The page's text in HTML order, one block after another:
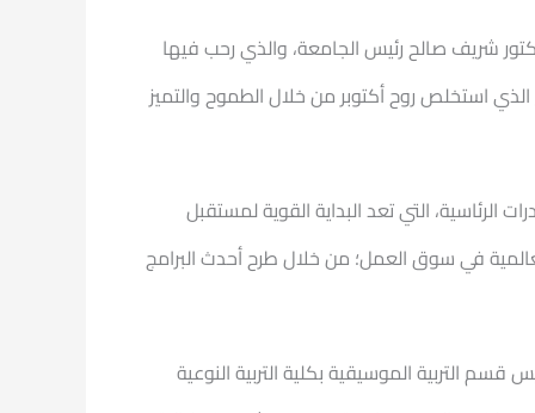
شريف صالح رئيس الجامعة، والذي رحب فيها
استخلص روح أكتوبر من خلال الطموح والتميز
التي تعد البداية القوية لمستقبل
في سوق العمل؛ من خلال طرح أحدث البرامج
التربية الموسيقية بكلية التربية النوعية